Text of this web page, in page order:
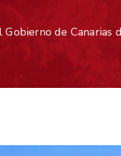
Gobierno de